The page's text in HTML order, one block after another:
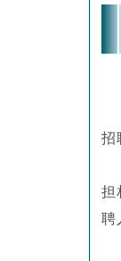
招
担
聘